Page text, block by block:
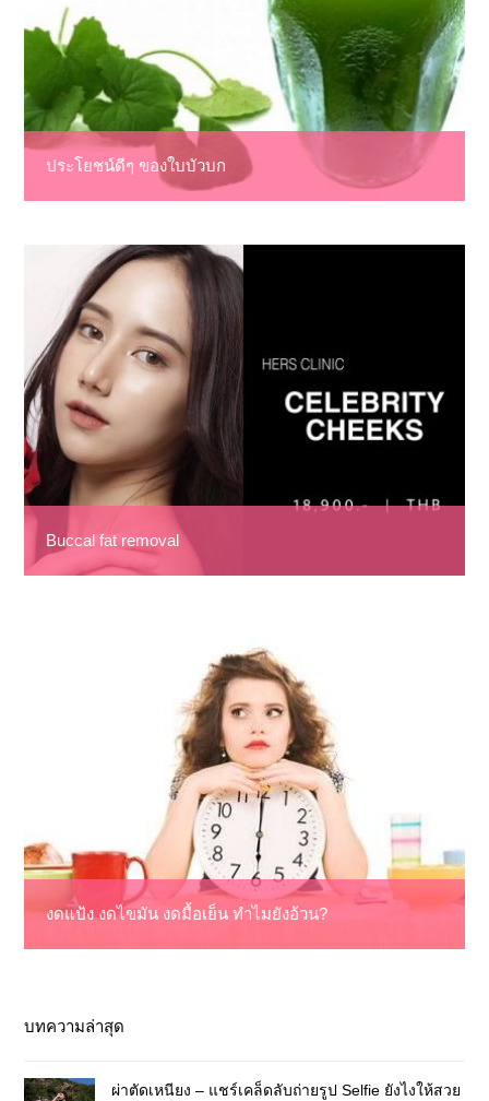
ประโยชน์ดีๆ ของใบบัวบก
Buccal fat removal
งดแป้ง งดไขมัน งดมื้อเย็น ทำไมยังอ้วน?
บทความล่าสุด
ผ่าตัดเหนียง – แชร์เคล็ดลับถ่ายรูป Selfie ยังไงให้สวย